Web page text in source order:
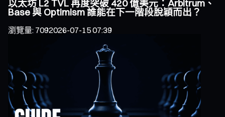
以太坊 L2 TVL 再度突破 420 億美元：Arbitrum、
Base 與 Optimism 誰能在下一階段脫穎而出？
瀏覽量: 7092026-07-15 07:39